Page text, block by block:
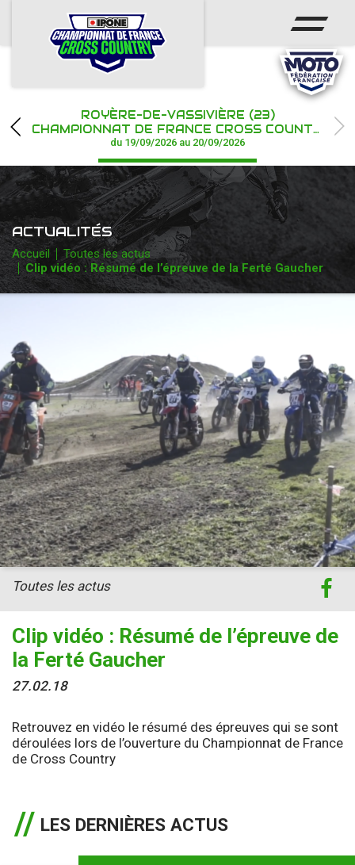
ACCUEIL
ACTUS
CHAMPIONNAT
RÉSULTATS
PHOTOS / WEB TV
PARTENAIRES
ROYÈRE-DE-VASSIVIÈRE (23)
CHAMPIONNAT DE FRANCE CROSS COUNTRY IPONE
du 19/09/2026 au 20/09/2026
ACTUALITÉS
Accueil
Toutes les actus
Clip vidéo : Résumé de l’épreuve de la Ferté Gaucher
Clip vidéo : Résumé de l’épreuve de
la Ferté Gaucher
27.02.18
Toutes les actus
Retrouvez en vidéo le résumé des épreuves qui se sont
déroulées lors de l’ouverture du Championnat de France
de Cross Country
LES DERNIÈRES ACTUS